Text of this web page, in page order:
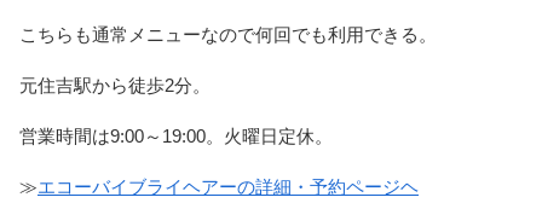
こちらも通常メニューなので何回でも利用できる。
元住吉駅から徒歩2分。
営業時間は9:00～19:00。火曜日定休。
≫エコーバイブライヘアーの詳細・予約ページヘ